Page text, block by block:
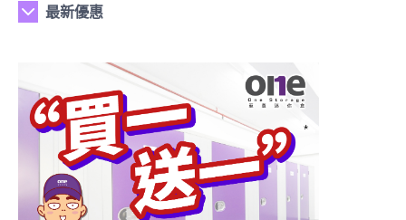
最新優惠